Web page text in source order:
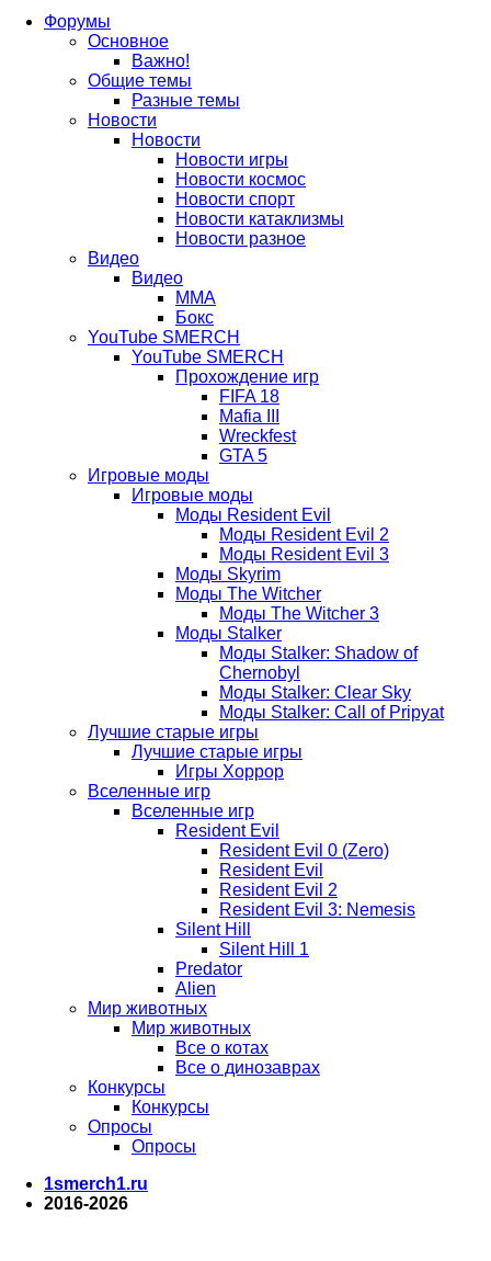
вкладке)
вкладке)
новой
вкладке)
в
новой
вкладке)
(Откроется
новой
вкладке)
Форумы
Основное
Важно!
Общие темы
Разные темы
Новости
Новости
Новости игры
Новости космос
Новости спорт
Новости катаклизмы
Новости разное
Видео
Видео
ММА
Бокс
YouTube SMERCH
YouTube SMERCH
Прохождение игр
FIFA 18
Mafia III
Wreckfest
GTA 5
Игровые моды
Игровые моды
Моды Resident Evil
Моды Resident Evil 2
Моды Resident Evil 3
Моды Skyrim
Моды The Witcher
Моды The Witcher 3
Моды Stalker
Моды Stalker: Shadow of
Chernobyl
Моды Stalker: Clear Sky
Моды Stalker: Call of Pripyat
Лучшие старые игры
Лучшие старые игры
Игры Хоррор
Вселенные игр
Вселенные игр
Resident Evil
Resident Evil 0 (Zero)
Resident Evil
Resident Evil 2
Resident Evil 3: Nemesis
Silent Hill
Silent Hill 1
Predator
Alien
Мир животных
Мир животных
Все о котах
Все о динозаврах
Конкурсы
Конкурсы
Опросы
Опросы
1smerch1.ru
2016-2026